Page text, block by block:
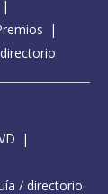
/ directorio